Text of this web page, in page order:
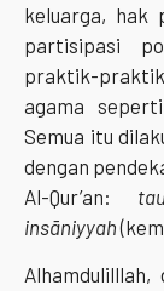
keluarga, hak
partisipasi
praktik-praktik
agama
Semua itu
dengan
Al-Qur’an:
insāniyyah
Alhamdulilllah,